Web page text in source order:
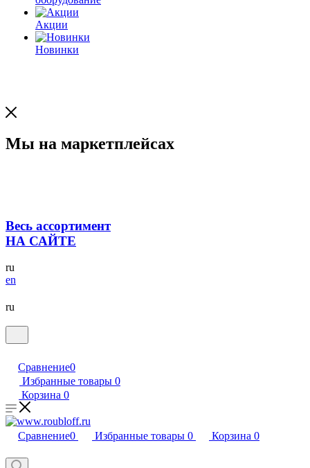
Акции
Новинки
Мы на маркетплейсах
Весь ассортимент
НА САЙТЕ
ru
en
ru
Сравнение0
Избранные товары 0
Корзина 0
Сравнение0 Избранные товары 0 Корзина 0